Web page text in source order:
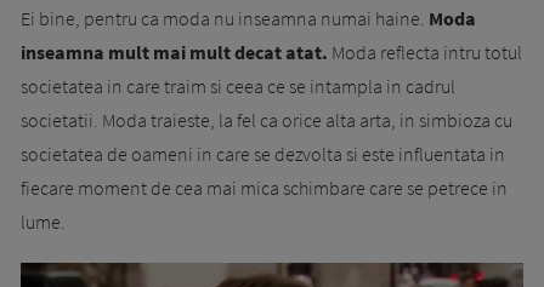
Ei bine, pentru ca moda nu inseamna numai haine. Moda
inseamna mult mai mult decat atat. Moda reflecta intru totul
societatea in care traim si ceea ce se intampla in cadrul
societatii. Moda traieste, la fel ca orice alta arta, in simbioza cu
societatea de oameni in care se dezvolta si este influentata in
fiecare moment de cea mai mica schimbare care se petrece in
lume.